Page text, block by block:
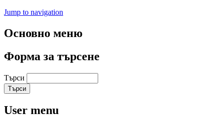
Jump to navigation
Основно меню
Форма за търсене
Търси
User menu